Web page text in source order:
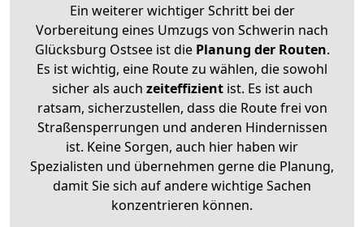
Ein weiterer wichtiger Schritt bei der
Vorbereitung eines Umzugs von Schwerin nach
Glücksburg Ostsee ist diePlanung der Routen.
Es ist wichtig, eine Route zu wählen, die sowohl
sicher als auch zeiteffizientist. Es ist auch
ratsam, sicherzustellen, dass die Route frei von
Straßensperrungen und anderen Hindernissen
ist. Keine Sorgen, auch hier haben wir
Spezialisten und übernehmen gerne die Planung,
damit Sie sich auf andere wichtige Sachen
konzentrieren können.